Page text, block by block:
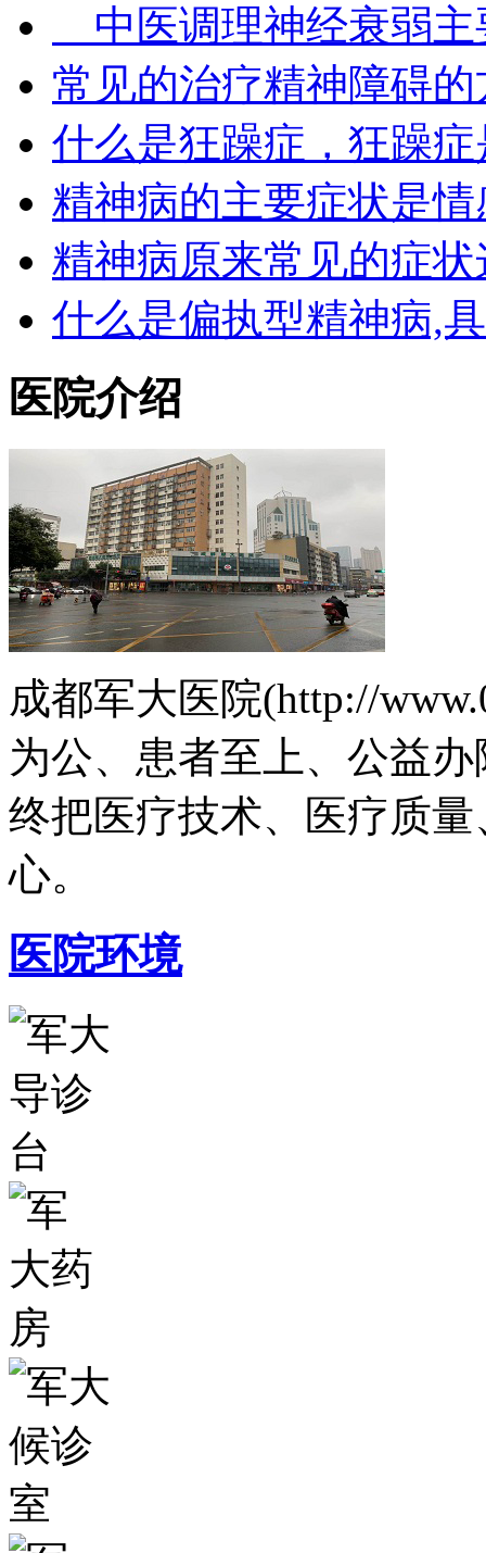
中医调理神经衰弱主
常见的治疗精神障碍
什么是狂躁症，狂躁
精神病的主要症状是
精神病原来常见的症
什么是偏执型精神病,
医院介绍
成都军大医院(http://
为公、患者至上、公益
终把医疗技术、医疗质
心。
医院环境